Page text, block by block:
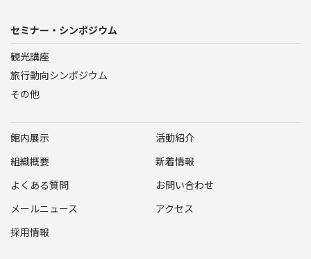
セミナー・シンポジウム
観光講座
旅行動向シンポジウム
その他
館内展示
活動紹介
組織概要
新着情報
よくある質問
お問い合わせ
メールニュース
アクセス
採用情報